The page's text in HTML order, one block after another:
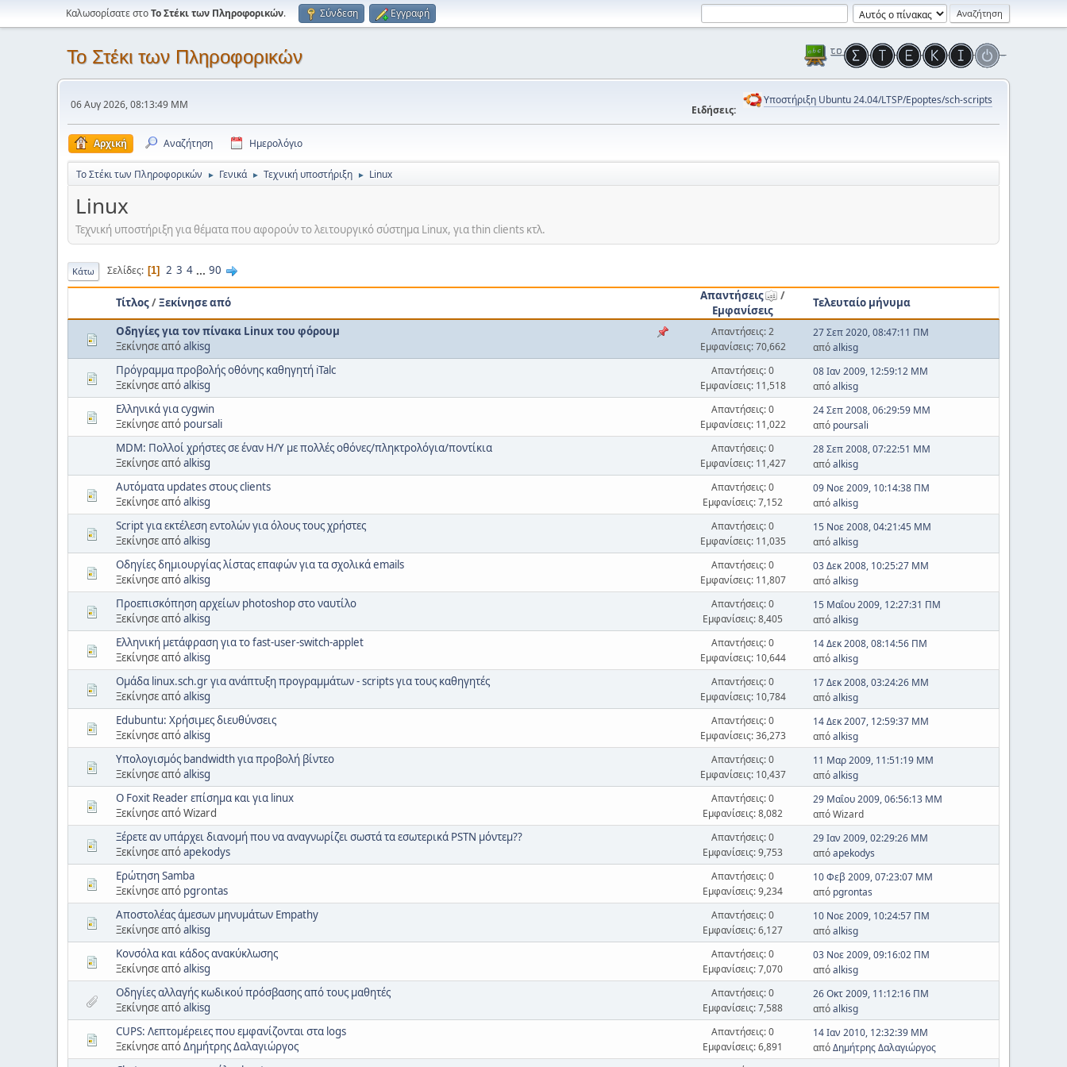
Καλωσορίσατε στοΤο Στέκι των Πληροφορικών. Σύνδεση Εγγραφή
Το Στέκι των Πληροφορικών
06 Αυγ 2026, 08:13:49 ΜΜ Ειδήσεις:
Υποστήριξη Ubuntu 24.04/LTSP/Epoptes/sch-scripts
Αρχική Αναζήτηση Ημερολόγιο
Το Στέκι των Πληροφορικών ► Γενικά ► Τεχνική υποστήριξη ► Linux
Linux
Τεχνική υποστήριξη για θέματα που αφορούν το λειτουργικό σύστημα Linux, για thin clients κτλ.
Κάτω Σελίδες 1 2 3 4 ... 90
Τίτλος/Ξεκίνησε από
Απαντήσεις
/
Εμφανίσεις
Τελευταίο μήνυμα
Οδηγίες για τον πίνακα Linux του φόρουμ
Ξεκίνησε απόalkisg
Απαντήσεις: 2
Εμφανίσεις: 70,662
27 Σεπ 2020, 08:47:11 ΠΜ
απόalkisg
Πρόγραμμα προβολής οθόνης καθηγητή iTalc
Ξεκίνησε απόalkisg
Απαντήσεις: 0
Εμφανίσεις: 11,518
08 Ιαν 2009, 12:59:12 ΜΜ
απόalkisg
Ελληνικά για cygwin
Ξεκίνησε από poursali
Απαντήσεις: 0
Εμφανίσεις: 11,022
24 Σεπ 2008, 06:29:59 ΜΜ
από poursali
MDM: Πολλοί χρήστες σε έναν Η/Υ με πολλές οθόνες/πληκτρολόγια/ποντίκια
Ξεκίνησε απόalkisg
Απαντήσεις: 0
Εμφανίσεις: 11,427
28 Σεπ 2008, 07:22:51 ΜΜ
απόalkisg
Αυτόματα updates στους clients
Ξεκίνησε απόalkisg
Απαντήσεις: 0
Εμφανίσεις: 7,152
09 Νοε 2009, 10:14:38 ΠΜ
απόalkisg
Script για εκτέλεση εντολών για όλους τους χρήστες
Ξεκίνησε απόalkisg
Απαντήσεις: 0
Εμφανίσεις: 11,035
15 Νοε 2008, 04:21:45 ΜΜ
απόalkisg
Οδηγίες δημιουργίας λίστας επαφών για τα σχολικά emails
Ξεκίνησε απόalkisg
Απαντήσεις: 0
Εμφανίσεις: 11,807
03 Δεκ 2008, 10:25:27 ΜΜ
απόalkisg
Προεπισκόπηση αρχείων photoshop στο ναυτίλο
Ξεκίνησε απόalkisg
Απαντήσεις: 0
Εμφανίσεις: 8,405
15 Μαΐου 2009, 12:27:31 ΠΜ
απόalkisg
Ελληνική μετάφραση για το fast-user-switch-applet
Ξεκίνησε απόalkisg
Απαντήσεις: 0
Εμφανίσεις: 10,644
14 Δεκ 2008, 08:14:56 ΠΜ
απόalkisg
Ομάδα linux.sch.gr για ανάπτυξη προγραμμάτων - scripts για τους καθηγητές
Ξεκίνησε απόalkisg
Απαντήσεις: 0
Εμφανίσεις: 10,784
17 Δεκ 2008, 03:24:26 ΜΜ
απόalkisg
Edubuntu: Χρήσιμες διευθύνσεις
Ξεκίνησε απόalkisg
Απαντήσεις: 0
Εμφανίσεις: 36,273
14 Δεκ 2007, 12:59:37 ΜΜ
απόalkisg
Υπολογισμός bandwidth για προβολή βίντεο
Ξεκίνησε απόalkisg
Απαντήσεις: 0
Εμφανίσεις: 10,437
11 Μαρ 2009, 11:51:19 ΜΜ
απόalkisg
Ο Foxit Reader επίσημα και για linux
Ξεκίνησε από Wizard
Απαντήσεις: 0
Εμφανίσεις: 8,082
29 Μαΐου 2009, 06:56:13 ΜΜ
από Wizard
Ξέρετε αν υπάρχει διανομή που να αναγνωρίζει σωστά τα εσωτερικά PSTN μόντεμ??
Ξεκίνησε απόapekodys
Απαντήσεις: 0
Εμφανίσεις: 9,753
29 Ιαν 2009, 02:29:26 ΜΜ
απόapekodys
Ερώτηση Samba
Ξεκίνησε από pgrontas
Απαντήσεις: 0
Εμφανίσεις: 9,234
10 Φεβ 2009, 07:23:07 ΜΜ
από pgrontas
Αποστολέας άμεσων μηνυμάτων Empathy
Ξεκίνησε απόalkisg
Απαντήσεις: 0
Εμφανίσεις: 6,127
10 Νοε 2009, 10:24:57 ΠΜ
απόalkisg
Κονσόλα και κάδος ανακύκλωσης
Ξεκίνησε απόalkisg
Απαντήσεις: 0
Εμφανίσεις: 7,070
03 Νοε 2009, 09:16:02 ΠΜ
απόalkisg
Οδηγίες αλλαγής κωδικού πρόσβασης από τους μαθητές
Ξεκίνησε απόalkisg
Απαντήσεις: 0
Εμφανίσεις: 7,588
26 Οκτ 2009, 11:12:16 ΠΜ
απόalkisg
CUPS: Λεπτομέρειες που εμφανίζονται στα logs
Ξεκίνησε απόΔημήτρης Δαλαγιώργος
Απαντήσεις: 0
Εμφανίσεις: 6,891
14 Ιαν 2010, 12:32:39 ΜΜ
απόΔημήτρης Δαλαγιώργος